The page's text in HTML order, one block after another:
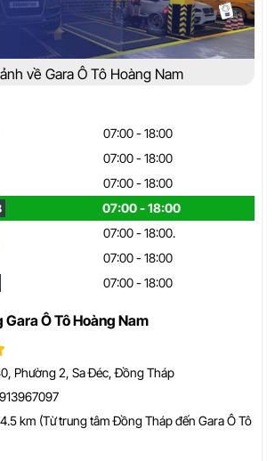
về Gara Ô Tô Hoàng Nam
07:00 - 18:00
07:00 - 18:00
07:00 - 18:00
07:00 - 18:00
07:00 - 18:00.
07:00 - 18:00
07:00 - 18:00
Ô Tô Hoàng Nam
Phường 2, Sa Đéc, Đồng Tháp
km (Từ trung tâm Đồng Tháp đến Gara Ô Tô